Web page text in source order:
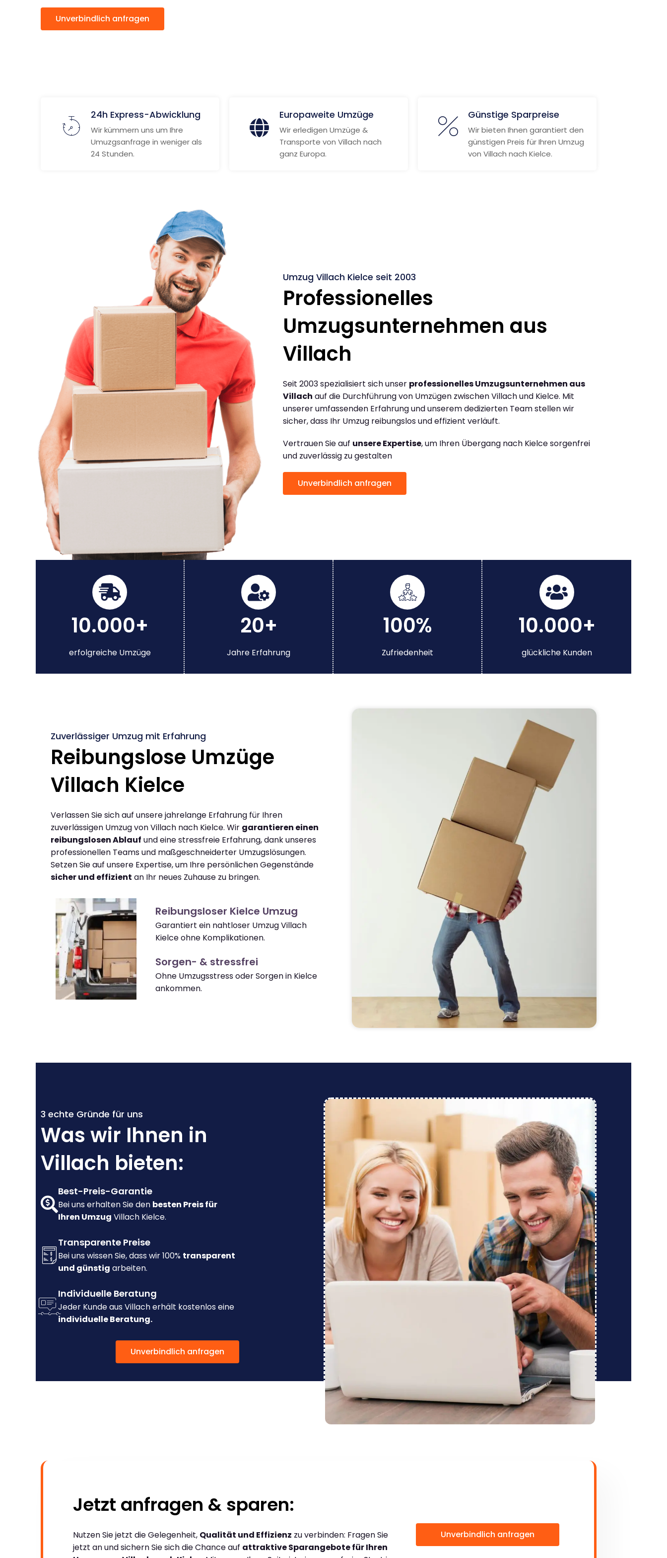
Unverbindlich anfragen
24h Express-Abwicklung
Wir kümmern uns um Ihre
Umuzgsanfrage in weniger als
24 Stunden.
Europaweite Umzüge
Wir erledigen Umzüge &
Transporte von Villach nach
ganz Europa.
Günstige Sparpreise
Wir bieten Ihnen garantiert den
günstigen Preis für Ihren Umzug
von Villach nach Kielce.
Umzug Villach Kielce seit 2003
Professionelles
Umzugsunternehmen aus
Villach
Seit 2003 spezialisiert sich unser professionelles Umzugsunternehmen aus
Villach auf die Durchführung von Umzügen zwischen Villach und Kielce. Mit
unserer umfassenden Erfahrung und unserem dedizierten Team stellen wir
sicher, dass Ihr Umzug reibungslos und effizient verläuft.
Vertrauen Sie auf unsere Expertise, um Ihren Übergang nach Kielce sorgenfrei
und zuverlässig zu gestalten
Unverbindlich anfragen
10.000+
erfolgreiche Umzüge
20+
Jahre Erfahrung
100%
Zufriedenheit
10.000+
glückliche Kunden
Zuverlässiger Umzug mit Erfahrung
Reibungslose Umzüge
Villach Kielce
Verlassen Sie sich auf unsere jahrelange Erfahrung für Ihren
zuverlässigen Umzug von Villach nach Kielce. Wir garantieren einen
reibungslosen Ablauf und eine stressfreie Erfahrung, dank unseres
professionellen Teams und maßgeschneiderter Umzugslösungen.
Setzen Sie auf unsere Expertise, um Ihre persönlichen Gegenstände
sicher und effizient an Ihr neues Zuhause zu bringen.
Reibungsloser Kielce Umzug
Garantiert ein nahtloser Umzug Villach
Kielce ohne Komplikationen.
Sorgen- & stressfrei
Ohne Umzugsstress oder Sorgen in Kielce
ankommen.
3 echte Gründe für uns
Was wir Ihnen in
Villach bieten:
Best-Preis-Garantie
Bei uns erhalten Sie den besten Preis für
Ihren Umzug Villach Kielce.
Transparente Preise
Bei uns wissen Sie, dass wir 100% transparent
und günstig arbeiten.
Individuelle Beratung
Jeder Kunde aus Villach erhält kostenlos eine
individuelle Beratung.
Unverbindlich anfragen
Jetzt anfragen & sparen:
Nutzen Sie jetzt die Gelegenheit, Qualität und Effizienz zu verbinden: Fragen Sie
jetzt an und sichern Sie sich die Chance auf attraktive Sparangebote für Ihren
Unverbindlich anfragen